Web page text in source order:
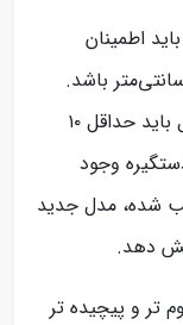
اطمینان
کنید که ضخامت درب حداقل ۲.۵ سانتی‌متر باشد.
همچنین فاصله لبه درب تا مرکز سوراخ قفل باید حداقل ۱۰
وجود
شده، مدل جدید
دهد.
تر و پیچیده تر